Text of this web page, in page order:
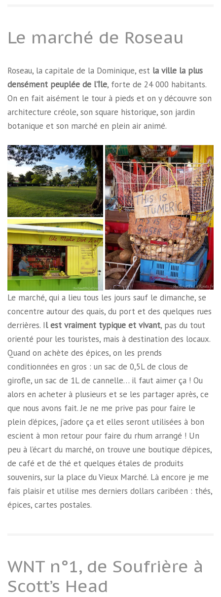
Le marché de Roseau
Roseau, la capitale de la Dominique, est la ville la plus
densément peuplée de l’île, forte de 24 000 habitants.
On en fait aisément le tour à pieds et on y découvre son
architecture créole, son square historique, son jardin
botanique et son marché en plein air animé.
Le marché, qui a lieu tous les jours sauf le dimanche, se
concentre autour des quais, du port et des quelques rues
derrières. Il est vraiment typique et vivant, pas du tout
orienté pour les touristes, mais à destination des locaux.
Quand on achète des épices, on les prends
conditionnées en gros : un sac de 0,5L de clous de
girofle, un sac de 1L de cannelle… il faut aimer ça ! Ou
alors en acheter à plusieurs et se les partager après, ce
que nous avons fait. Je ne me prive pas pour faire le
plein d’épices, j’adore ça et elles seront utilisées à bon
escient à mon retour pour faire du rhum arrangé ! Un
peu à l’écart du marché, on trouve une boutique d’épices,
de café et de thé et quelques étales de produits
souvenirs, sur la place du Vieux Marché. Là encore je me
fais plaisir et utilise mes derniers dollars caribéen : thés,
épices, cartes postales.
WNT n°1, de Soufrière à
Scott’s Head